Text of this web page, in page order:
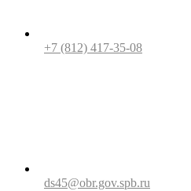
+7 (812) 417-35-08
ds45@obr.gov.spb.ru